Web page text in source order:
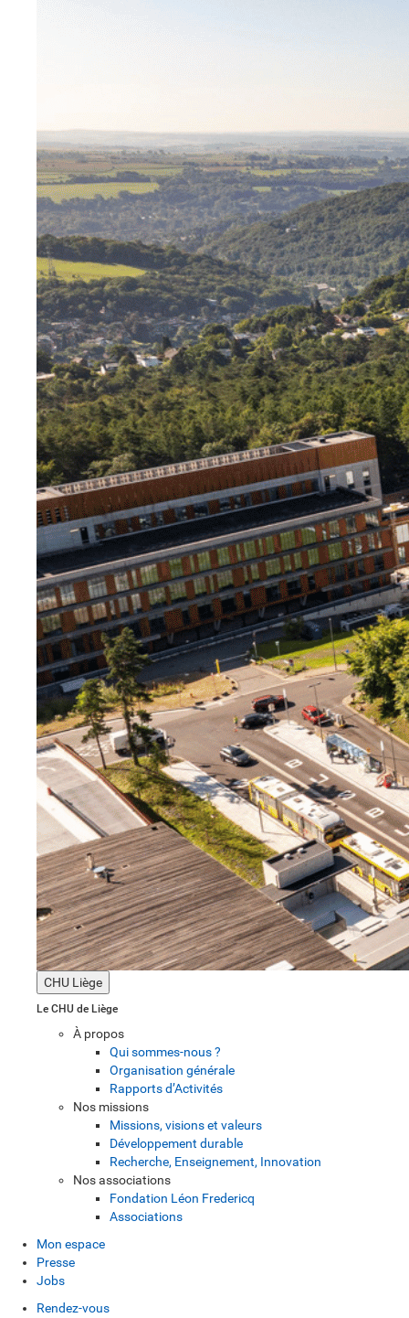
CHU Liège
Le CHU de Liège
À propos
Qui sommes-nous ?
Organisation générale
Rapports d’Activités
Nos missions
Missions, visions et valeurs
Développement durable
Recherche, Enseignement, Innovation
Nos associations
Fondation Léon Fredericq
Associations
Mon espace
Presse
Jobs
Rendez-vous